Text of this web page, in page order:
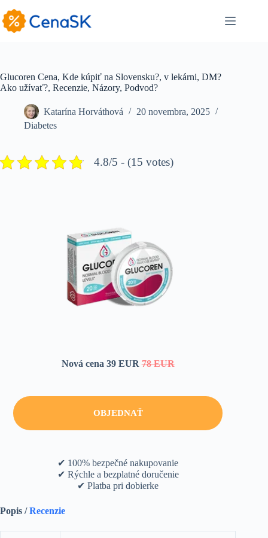
to
content
Glucoren Cena, Kde kúpiť na Slovensku?, v lekárni, DM?
Ako užívať?, Recenzie, Názory, Podvod?
Katarína Horváthová
20 novembra, 2025
Diabetes
4.8/5 - (15 votes)
Nová cena 39 EUR78 EUR
OBJEDNAŤ
✔ 100% bezpečné nakupovanie
✔ Rýchle a bezplatné doručenie
✔ Platba pri dobierke
Popis /Recenzie